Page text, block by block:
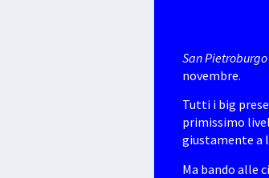
San Pietroburgo
novembre.
Tutti i big
primissimo
giustamente a
Ma bando alle